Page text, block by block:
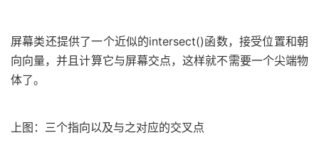
屏幕类还提供了一个近似的intersect()函数，接受位置和朝
向向量，并且计算它与屏幕交点，这样就不需要一个尖端物
体了。
上图：三个指向以及与之对应的交叉点